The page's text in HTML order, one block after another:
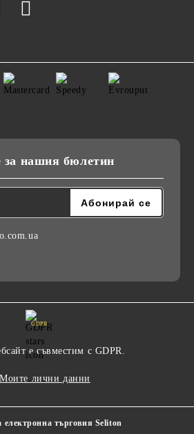
за нашия бюлетин
GDPR
е съвместим с GDPR.
Моите лични данни
електронна търговия Seliton